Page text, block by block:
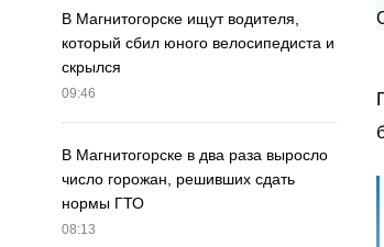
В Магнитогорске ищут водителя,
который сбил юного велосипедиста и
скрылся
09:46
В Магнитогорске в два раза выросло
число горожан, решивших сдать
нормы ГТО
08:13